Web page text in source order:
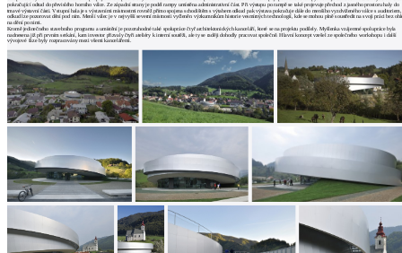
pokračující odtud do převislého horního válce. Ze západní strany je podél rampy umístěna administrativní část. Při výstupu po rampě se také projevuje přechod z jasného prostoru haly do
tmavé výstavní části. Vstupní hala je s výstavními místnostmi rovněž přímo spojena schodištěm s výtahem odkud pak výstava pokračuje dále do menšího vyzdviženého válce s auditoriem,
odkud lze pozorovat dění pod ním. Menší válec je v nejvyšší severní místnosti vyčleněn výzkumníkům historie vesmírných technologií, kde se mohou plně soustředit na svoji práci bez
na dění po nimi.
Kromě jedinečného stavebního programu a umístění je pozoruhodné také spolupráce čtyř architektonických kanceláří, které se na projektu podílely. Myšlenka vzájemné spolupráce byla
nadnesena již při prvním setkání, kam investor přizvaly čtyři ateliéry k interní soutěži, ale ty se raději dohodly pracovat společně. Hlavní koncept vzešel ze společného workshopu i další
vývojové fáze byly rozpracovány mezi všemi kancelářemi.
architektů
Katalog
dodavatelů
Vložit
inzerát
do
burzy
práce
Newsletter
Přihlaste se k odběru našeho pravidelného
týdenního newsletteru:
Fill in „nospam“